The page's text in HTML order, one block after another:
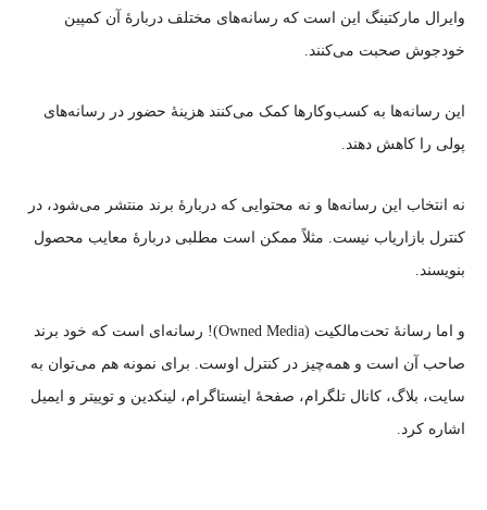
وایرال مارکتینگ این است که رسانه‌های مختلف دربارهٔ آن کمپین
خودجوش صحبت می‌کنند.
این رسانه‌ها به کسب‌وکارها کمک می‌کنند هزینهٔ حضور در رسانه‌های
پولی را کاهش دهند.
نه انتخاب این رسانه‌ها و نه محتوایی که دربارهٔ برند منتشر می‌شود، در
کنترل بازاریاب نیست. مثلاً‌ ممکن است مطلبی دربارهٔ معایب محصول
بنویسند.
و اما رسانهٔ تحت‌مالکیت (Owned Media)! رسانه‌ای است که خود برند
صاحب آن است و همه‌چیز در کنترل اوست. برای نمونه هم می‌توان به
سایت، بلاگ، کانال تلگرام، صفحهٔ اینستاگرام، لینکدین و توییتر و ایمیل
اشاره کرد.